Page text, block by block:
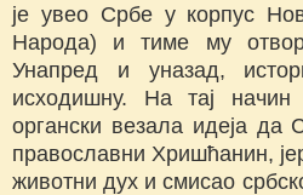
је увео Србе у корпус
Народа) и тиме му
Унапред и уназад,
исходишну. На тај
органски везала идеја да
православни Хришћанин,
животни дух и смисао